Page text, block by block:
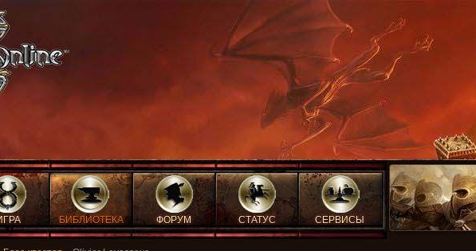
БИБЛИОТЕКА ФОРУМ СТАТУС СЕРВИСЫ